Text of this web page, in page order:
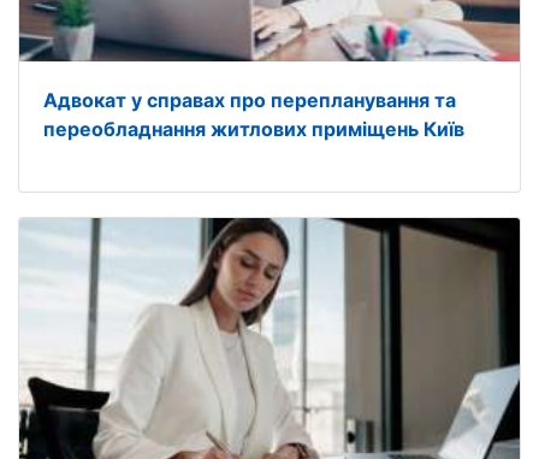
Адвокат у справах про перепланування та
переобладнання житлових приміщень Київ